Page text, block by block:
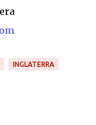
INGLATERRA